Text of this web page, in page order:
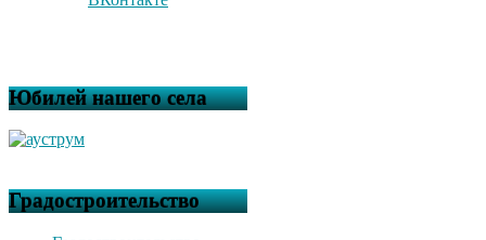
Юбилей нашего села
Градостроительство